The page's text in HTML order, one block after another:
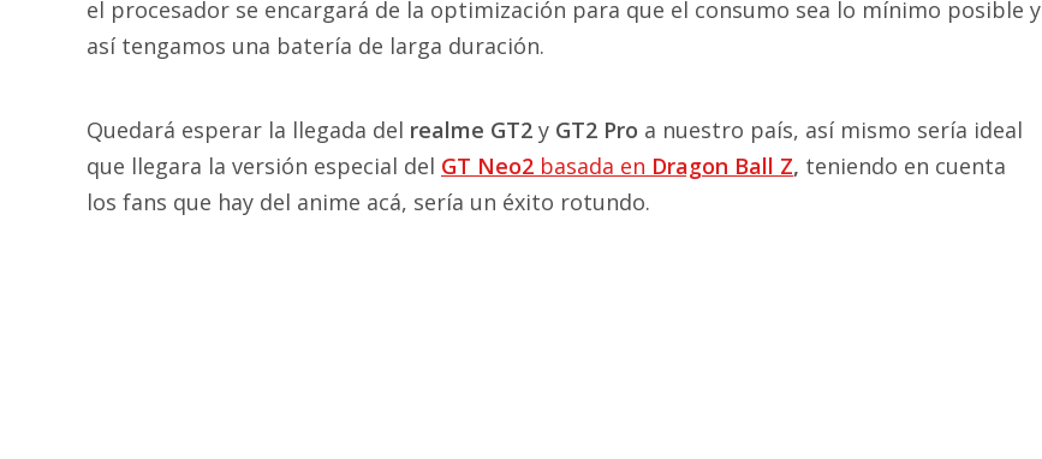
el procesador se encargará de la optimización para que el consumo sea lo mínimo posible y
así tengamos una batería de larga duración.
Quedará esperar la llegada del realme GT2 y GT2 Pro a nuestro país, así mismo sería ideal
que llegara la versión especial del GT Neo2 basada en Dragon Ball Z, teniendo en cuenta
los fans que hay del anime acá, sería un éxito rotundo.